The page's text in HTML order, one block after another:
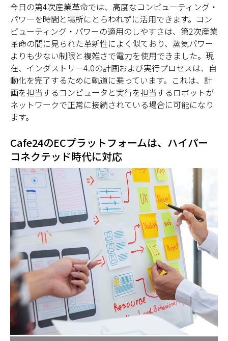
今日の第4次産業革命では、高度なコンピューティング・
パワーを時間と場所にとらわれずに活用できます。コン
ピューティング・パワーの適用のしやすさは、第2次産業
革命の間に見られた革新性によく似ており、蒸気パワー
よりも少ない制限と複雑さで電力を使用できました。現
在、インダストリー4.0の計画および実行プロセスは、自
動化を完了するために軌道に乗っています。これは、計
画を担当するコンピュータと実行を担当するロボットが
ネットワークで正常に接続されている場合に可能になり
ます。
Cafe24のECプラットフォームは、ハイパー
コネクテッド時代に対応